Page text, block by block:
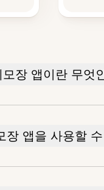
장 앱이란 무엇
장 앱을 사용할